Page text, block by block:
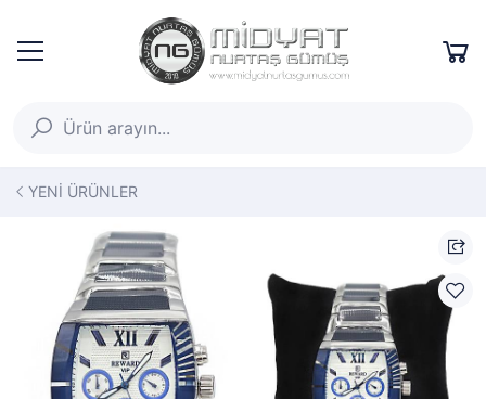
YENİ ÜRÜNLER